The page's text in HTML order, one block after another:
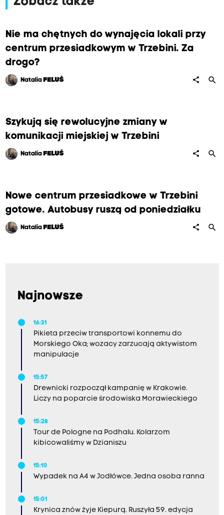
Nie ma chętnych do wynajęcia lokali przy
centrum przesiadkowym w Trzebini. Za
drogo?
Natalia FELUŚ share search
Szykują się rewolucyjne zmiany w
komunikacji miejskiej w Trzebini
Natalia FELUŚ share search
Nowe centrum przesiadkowe w Trzebini
gotowe. Autobusy ruszą od poniedziałku
Natalia FELUŚ share search
Najnowsze
16:31
Pikieta przeciw transportowi konnemu do
Morskiego Oka; wozacy zarzucają aktywistom
manipulacje
15:57
Drewnicki rozpoczął kampanię w Krakowie.
Liczy na poparcie środowiska Morawieckiego
15:28
Tour de Pologne na Podhalu. Kolarzom
kibicowaliśmy w Dzianiszu
15:10
Wypadek na A4 w Jodłówce. Jedna osoba ranna
15:01
Krynica znów żyje Kiepurą. Ruszyła 59. edycja